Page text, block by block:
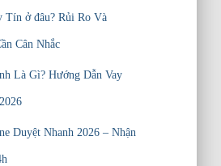
Tín ở đâu? Rủi Ro Và
Cân Nhắc
Là Gì? Hướng Dẫn Vay
Duyệt Nhanh 2026 – Nhận